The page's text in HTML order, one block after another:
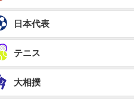
日本代表
テニス
大相撲